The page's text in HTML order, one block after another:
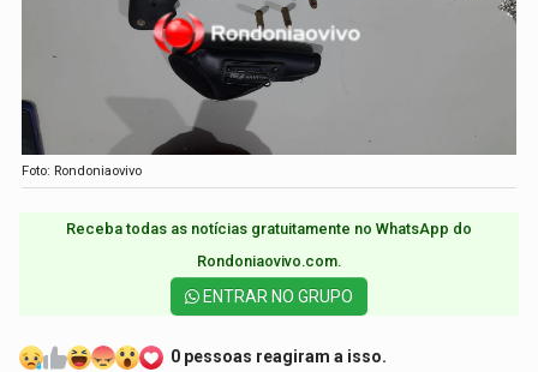
Foto: Rondoniaovivo
Receba todas as notícias gratuitamente no WhatsApp do
Rondoniaovivo.com.​
ENTRAR NO GRUPO
0 pessoas reagiram a isso.